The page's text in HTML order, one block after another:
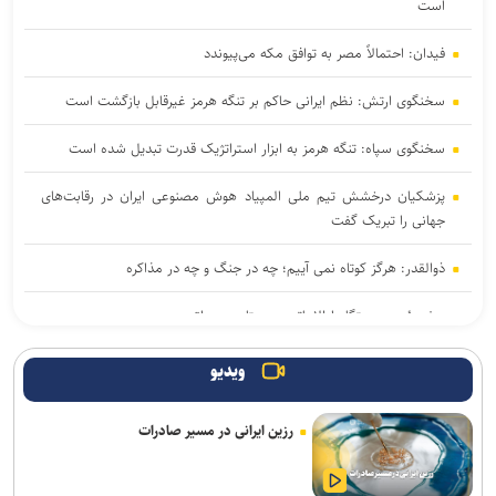
است
فیدان: احتمالاً مصر به توافق مکه می‌پیوندد
سخنگوی ارتش: نظم ایرانی حاکم بر تنگه هرمز غیرقابل بازگشت است
سخنگوی سپاه: تنگه هرمز به ابزار استراتژیک قدرت تبدیل شده است
پزشکیان درخشش تیم ملی المپیاد هوش مصنوعی ایران در رقابت‌های
جهانی را تبریک گفت
ذوالقدر: هرگز کوتاه نمی آییم؛ چه در جنگ و چه در مذاکره
سفر رئیس دستگاه اطلاعاتی عربستان به عراق
عارف: هوش مصنوعی زیرساخت حکمرانی متوازن و جهش اقتصادی کشور
دریادار ایرانی: خبرنگاران مجاهدان میدان آگاهی‌بخشی و تبیین حقیقت
هستند
ویدیو
رزین ایرانی در مسیر صادرات